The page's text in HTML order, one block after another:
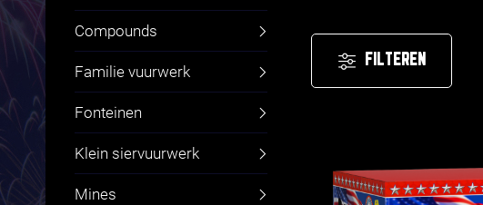
Compounds
Familie vuurwerk
Fonteinen
Klein siervuurwerk
Mines
FILTEREN